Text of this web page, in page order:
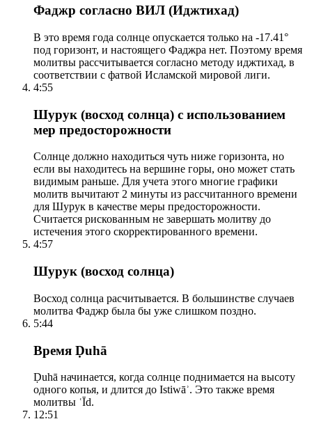
Фаджр согласно ВИЛ (Иджтихад)
В это время года солнце опускается только на -17.41°
под горизонт, и настоящего Фаджра нет. Поэтому время
молитвы рассчитывается согласно методу иджтихад, в
соответствии с фатвой Исламской мировой лиги.
4:55
Шурук (восход солнца) с использованием
мер предосторожности
Солнце должно находиться чуть ниже горизонта, но
если вы находитесь на вершине горы, оно может стать
видимым раньше. Для учета этого многие графики
молитв вычитают 2 минуты из рассчитанного времени
для Шурук в качестве меры предосторожности.
Считается рискованным не завершать молитву до
истечения этого скорректированного времени.
4:57
Шурук (восход солнца)
Восход солнца расчитывается. В большинстве случаев
молитва Фаджр была бы уже слишком поздно.
5:44
Время Ḍuhā
Ḍuhā начинается, когда солнце поднимается на высоту
одного копья, и длится до Istiwāʾ. Это также время
молитвы ʿĪd.
12:51